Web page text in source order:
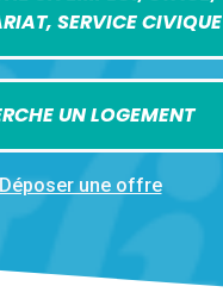
SERVICE CIVIQUE
UN LOGEMENT
Déposer une offre